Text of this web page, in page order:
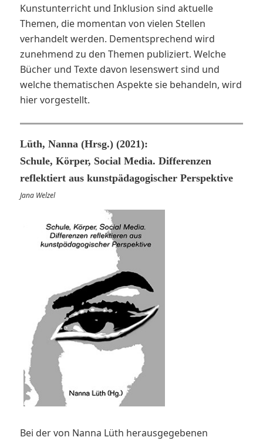
Kunstunterricht und Inklusion sind aktuelle
Themen, die momentan von vielen Stellen
verhandelt werden. Dementsprechend wird
zunehmend zu den Themen publiziert. Welche
Bücher und Texte davon lesenswert sind und
welche thematischen Aspekte sie behandeln, wird
hier vorgestellt.
Lüth, Nanna (Hrsg.) (2021):
Schule, Körper, Social Media. Differenzen
reflektiert aus kunstpädagogischer Perspektive
Jana Welzel
Bei der von Nanna Lüth herausgegebenen